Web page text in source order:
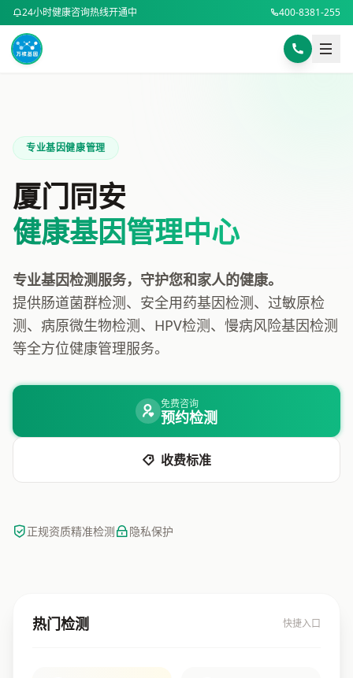
24小时健康咨询热线开通中 400-8381-255
专业基因健康管理
厦门同安
健康基因管理中心
专业基因检测服务，守护您和家人的健康。
提供肠道菌群检测、安全用药基因检测、过敏原检
测、病原微生物检测、HPV检测、慢病风险基因检测
等全方位健康管理服务。
免费咨询
预约检测
收费标准
正规资质精准检测 隐私保护
热门检测 快捷入口
样本采集指南
体重 (kg)
计算BMI
预约健康咨询
电话咨询 400-8381-255
微信咨询
微信扫码咨询
或添加微信号：DNA8494